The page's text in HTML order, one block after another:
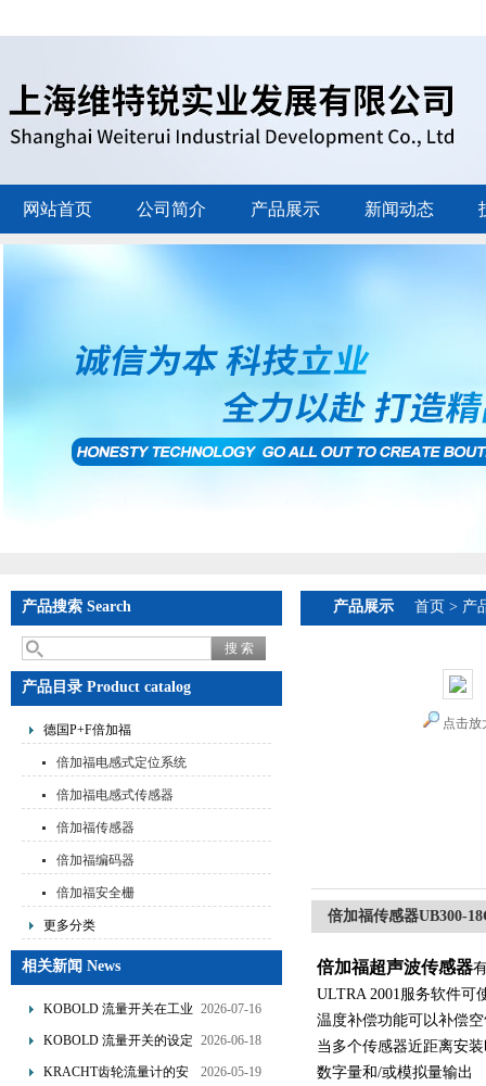
网站首页 公司简介 产品展示 新闻动态
产品搜索 Search
产品目录 Product catalog
德国P+F倍加福
倍加福电感式定位系统
倍加福电感式传感器
倍加福传感器
倍加福编码器
倍加福安全栅
更多分类
相关新闻 News
KOBOLD 流量开关在工业
管道水流量监测中的应用
2026-07-16
KOBOLD 流量开关的设定
流量调节与刻度指示
2026-06-18
KRACHT齿轮流量计的安
2026-05-19
产品展示 首页 > 产
点击放
倍加福传感器UB300-
倍加福超声波传感器
ULTRA 2001服务软件可
温度补偿功能可以补偿
当多个传感器近距离安
数字量和/或模拟量输出